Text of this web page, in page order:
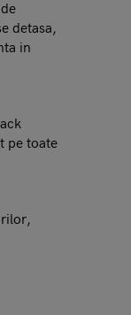
detasa,
in
pe toate